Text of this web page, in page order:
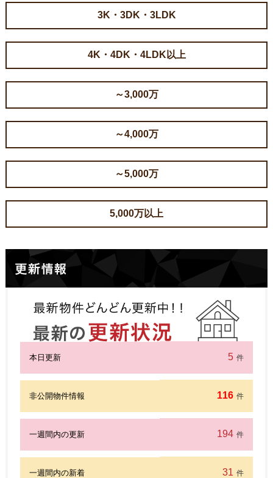
3K・3DK・3LDK
4K・4DK・4LDK以上
～3,000万
～4,000万
～5,000万
5,000万以上
本日更新 5 件
非公開物件情報 116 件
一週間内の更新 194 件
一週間内の新着 31 件